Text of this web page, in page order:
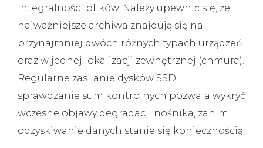
integralności plików. Należy upewnić się, że
najważniejsze archiwa znajdują się na
przynajmniej dwóch różnych typach urządzeń
oraz w jednej lokalizacji zewnętrznej (chmura).
Regularne zasilanie dysków SSD i
sprawdzanie sum kontrolnych pozwala wykryć
wczesne objawy degradacji nośnika, zanim
odzyskiwanie danych stanie się koniecznością.